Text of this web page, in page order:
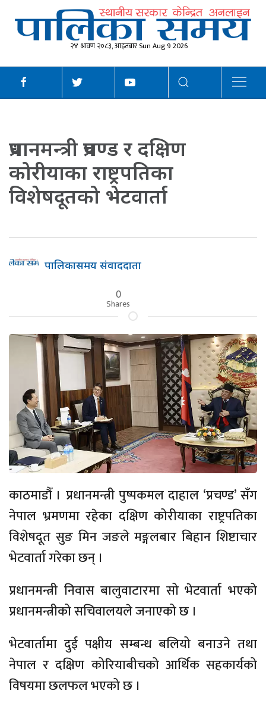
२४ श्रावण २०८३, आइतबार Sun Aug 9 2026
प्रधानमन्त्री प्रचण्ड र दक्षिण
कोरीयाका राष्ट्रपतिका
विशेषदूतको भेटवार्ता
पालिकासमय संवाददाता
0
Shares
काठमाडौँ । प्रधानमन्त्री पुष्पकमल दाहाल ‘प्रचण्ड’ सँग
नेपाल भ्रमणमा रहेका दक्षिण कोरीयाका राष्ट्रपतिका
विशेषदूत सुङ मिन जङले मङ्गलबार बिहान शिष्टाचार
भेटवार्ता गरेका छन् ।
प्रधानमन्त्री निवास बालुवाटारमा सो भेटवार्ता भएको
प्रधानमन्त्रीको सचिवालयले जनाएको छ ।
भेटवार्तामा दुई पक्षीय सम्बन्ध बलियो बनाउने तथा
नेपाल र दक्षिण कोरियाबीचको आर्थिक सहकार्यको
विषयमा छलफल भएको छ ।